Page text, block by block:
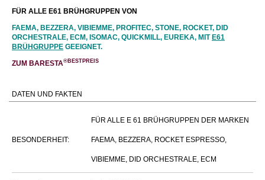
FÜR ALLE E61 BRÜHGRUPPEN VON
FAEMA, BEZZERA, VIBIEMME, PROFITEC, STONE, ROCKET, DID
ORCHESTRALE, ECM, ISOMAC, QUICKMILL, EUREKA, MITE61
BRÜHGRUPPE GEEIGNET.
ZUM BARESTA®BESTPREIS
DATEN UND FAKTEN
BESONDERHEIT:
FÜR ALLE E 61 BRÜHGRUPPEN DER MARKEN
FAEMA, BEZZERA, ROCKET ESPRESSO,
VIBIEMME, DID ORCHESTRALE, ECM